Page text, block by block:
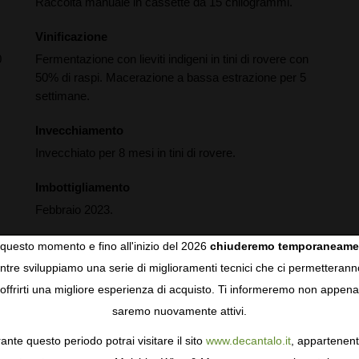
Vinificazione
Fermentazione con lieviti indigeni in tini di rovere con
50% di raspi. Macerazione a bassa estrazione per 5
settimane.
Invecchiamento
Invecchiato per 8 mesi in tini di rovere.
Imbottigliamento
Febbraio 2023.
COOKIES
come i cookie per personalizzare e mejorar la tua
sulla privacy
per saperne di più, o gestisci le tue
Consenso.
momento e fino all'inizio del 2026 chiuderemo
sviluppiamo una serie di miglioramenti tecnici che ci
offrirti una migliore esperienza di acquisto. Ti informeremo non appena
saremo nuovamente attivi.
questo periodo potrai visitare il sito www.decantalo.it,